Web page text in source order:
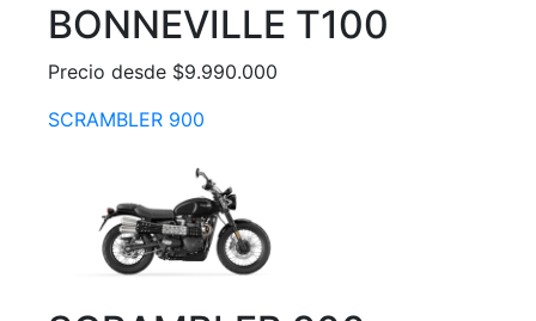
BONNEVILLE T100
Precio desde $9.990.000
SCRAMBLER 900